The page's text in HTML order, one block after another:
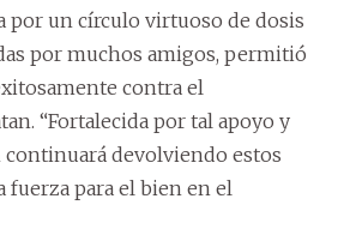
por un círculo virtuoso de dosis
por muchos amigos, permitió
contra el
“Fortalecida por tal apoyo y
continuará devolviendo estos
fuerza para el bien en el